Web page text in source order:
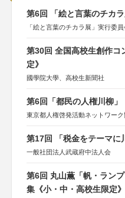
第6回 「絵と言葉のチカラ
「絵と言葉のチカラ展」実行委
第30回 全国高校生創作コ
定》
國學院大學、高校生新聞社
第6回「都民の人権川柳」
東京都人権啓発活動ネットワー
第17回 「税金をテーマに
一般社団法人武蔵府中法人会
第6回 丸山薫「帆・ラン
集《小・中・高校生限定》